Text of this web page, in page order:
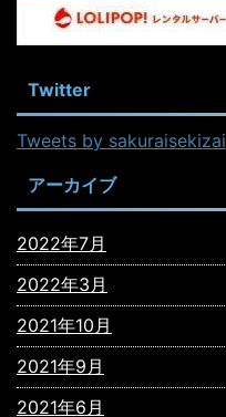
Twitter
Tweets by sakuraisekizai
アーカイブ
2022年7月
2022年3月
2021年10月
2021年9月
2021年6月